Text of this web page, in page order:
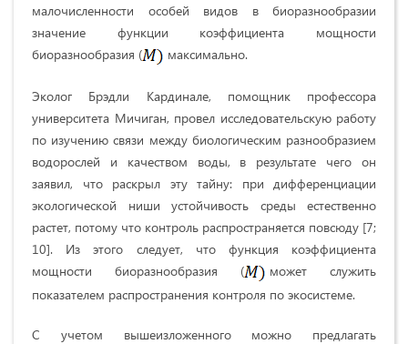
малочисленности особей видов в биоразнообразии
значение функции коэффициента мощности
биоразнообразия (
максимально.
Эколог Брэдли Кардинале, помощник профессора
университета Мичиган, провел исследовательскую работу
по изучению связи между биологическим разнообразием
водорослей и качеством воды, в результате чего он
заявил, что раскрыл эту тайну: при дифференциации
экологической ниши устойчивость среды естественно
растет, потому что контроль распространяется повсюду [7;
10]. Из этого следует, что функция коэффициента
мощности биоразнообразия (
может служить
показателем распространения контроля по экосистеме.
С учетом вышеизложенного можно предлагать